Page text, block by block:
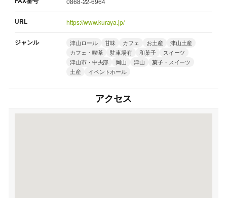
URL https://www.kuraya.jp/
ジャンル 津山ロール 甘味 カフェ お土産
津山土産
カフェ・喫茶
駐車場有 和菓子
スイーツ
津山市・中央部
岡山 津山
菓子・スイーツ
土産
イベントホール
アクセス